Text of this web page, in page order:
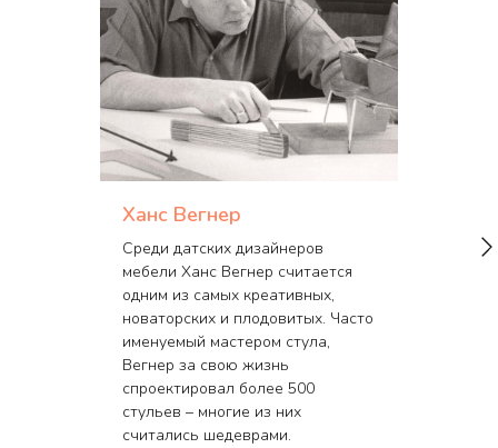
Ханс Вегнер
Среди датских дизайнеров
мебели Ханс Вегнер считается
одним из самых креативных,
новаторских и плодовитых. Часто
именуемый мастером стула,
Вегнер за свою жизнь
спроектировал более 500
стульев – многие из них
считались шедеврами.